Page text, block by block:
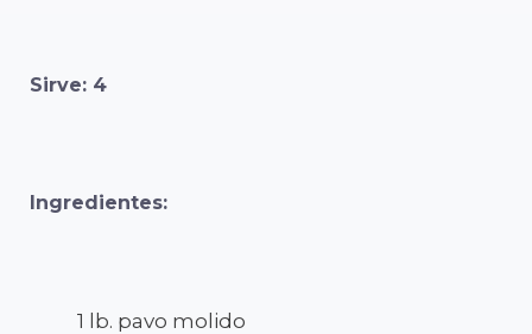
Sirve: 4
Ingredientes:
1 lb. pavo molido